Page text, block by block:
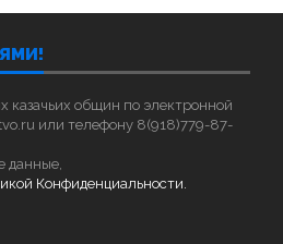
общин по электронной
или телефону 8(918)779-87-
данные,
Конфиденциальности.